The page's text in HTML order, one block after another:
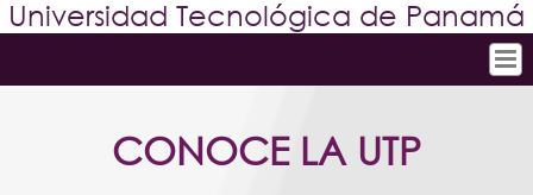
Graduados
Universidad Tecnológica de Panamá
Conoce la UTP
CONOCE LA UTP